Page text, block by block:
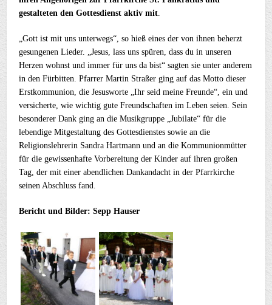
gestalteten den Gottesdienst aktiv mit.
„Gott ist mit uns unterwegs“, so hieß eines der von ihnen beherzt
gesungenen Lieder. „Jesus, lass uns spüren, dass du in unseren
Herzen wohnst und immer für uns da bist“ sagten sie unter anderem
in den Fürbitten. Pfarrer Martin Straßer ging auf das Motto dieser
Erstkommunion, die Jesusworte „Ihr seid meine Freunde“, ein und
versicherte, wie wichtig gute Freundschaften im Leben seien. Sein
besonderer Dank ging an die Musikgruppe „Jubilate“ für die
lebendige Mitgestaltung des Gottesdienstes sowie an die
Religionslehrerin Sandra Hartmann und an die Kommunionmütter
für die gewissenhafte Vorbereitung der Kinder auf ihren großen
Tag, der mit einer abendlichen Dankandacht in der Pfarrkirche
seinen Abschluss fand.
Bericht und Bilder: Sepp Hauser